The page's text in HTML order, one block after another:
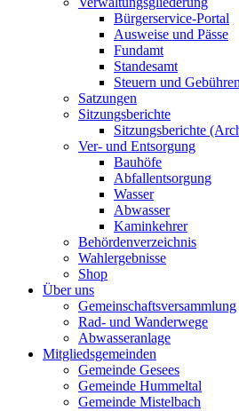
Bürgerservice-Portal
Ausweise und Pässe
Fundamt
Standesamt
Steuern und Gebühren
Satzungen
Sitzungsberichte
Sitzungsberichte
Ver- und Entsorgung
Bauhöfe
Abfallentsorgung
Wasser
Abwasser
Kaminkehrer
Behördenverzeichnis
Wahlergebnisse
Shop
Über uns
Gemeinschaftsversammlung
Rad- und Wanderwege
Abwasseranlage
Mitgliedsgemeinden
Gemeinde Gesees
Gemeinde Hummeltal
Gemeinde Mistelbach